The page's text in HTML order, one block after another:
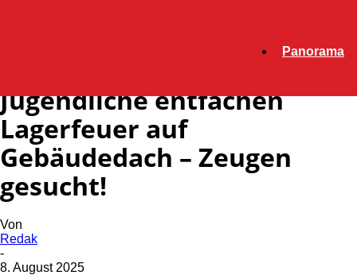
Panorama
Jugendliche entfachen
Lagerfeuer auf
Gebäudedach – Zeugen
gesucht!
Von
Redak
-
8. August 2025